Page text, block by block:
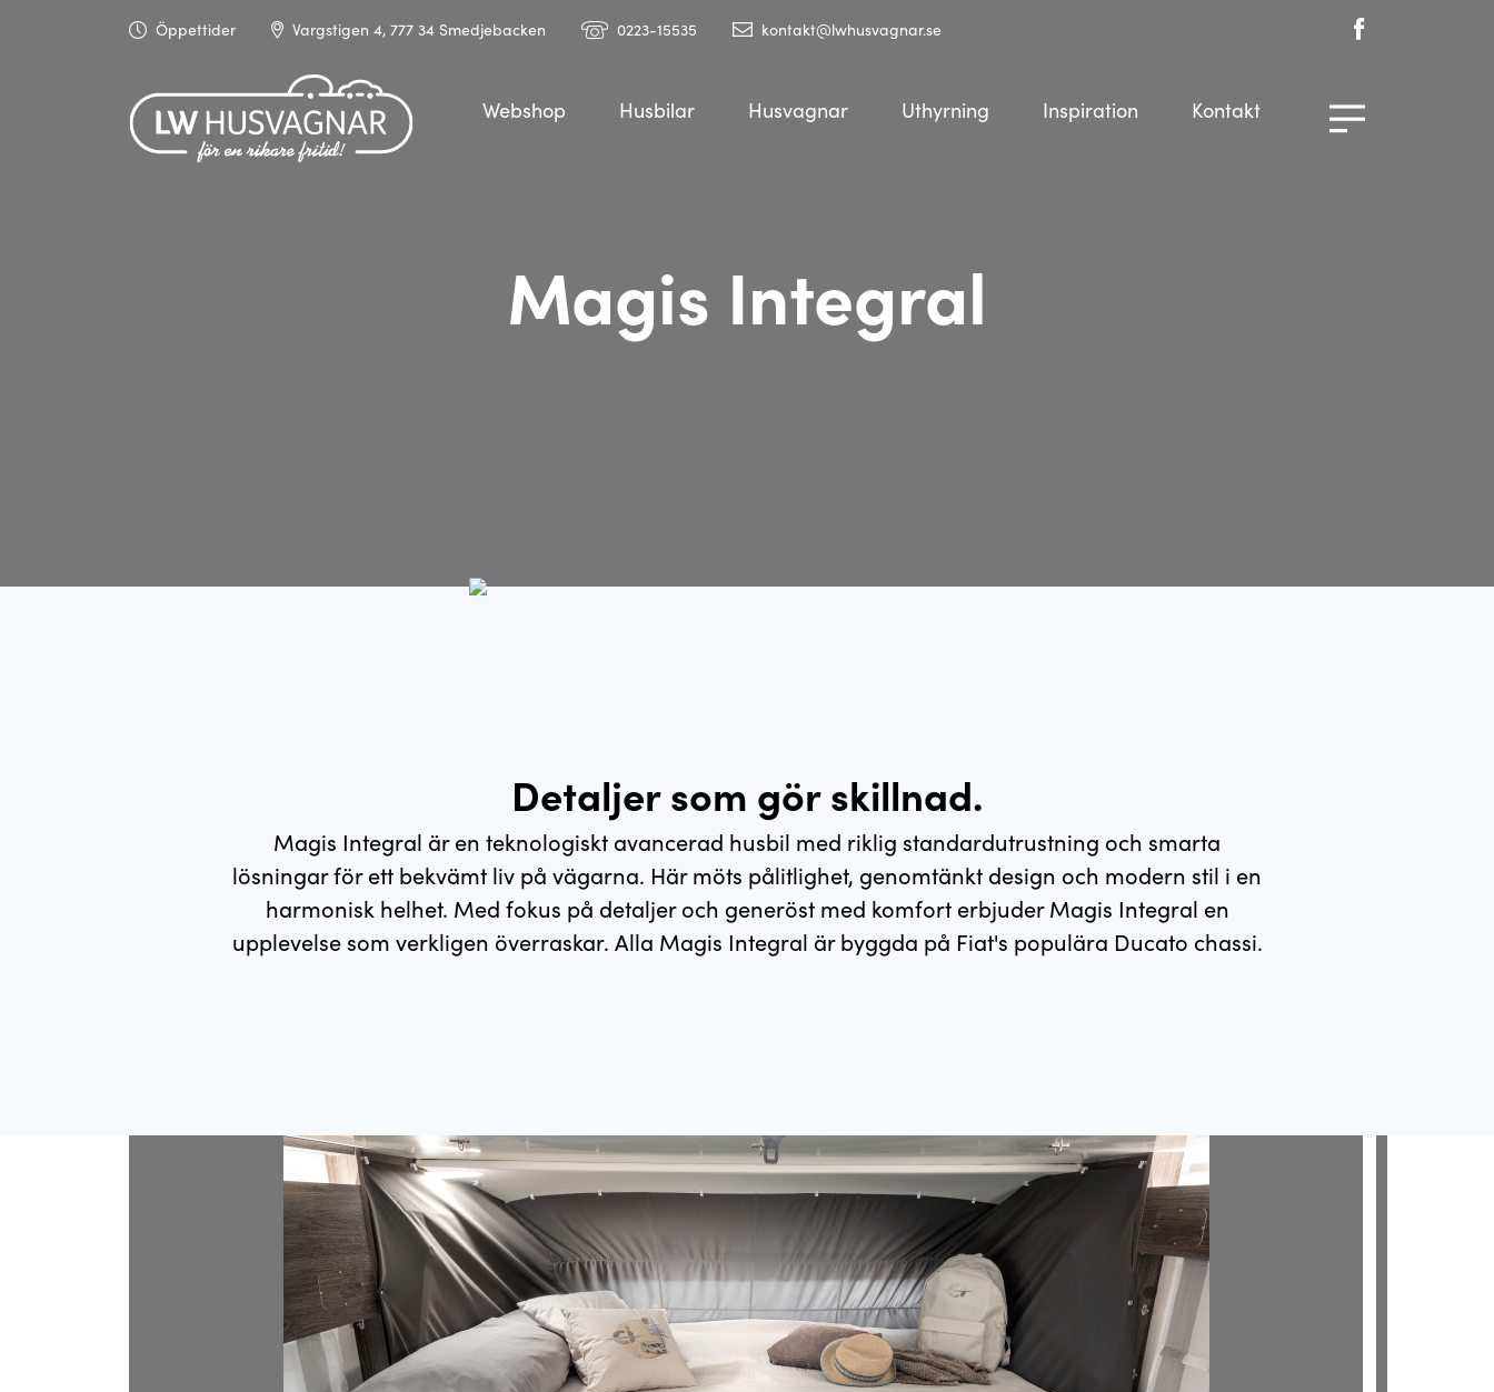
Öppettider Vargstigen 4, 777 34 Smedjebacken 0223-15535 kontakt@lwhusvagnar.se
Webshop Husbilar Husvagnar Uthyrning Inspiration Kontakt
Magis Integral
Detaljer som gör skillnad.
Magis Integral är en teknologiskt avancerad husbil med riklig standardutrustning och smarta
lösningar för ett bekvämt liv på vägarna. Här möts pålitlighet, genomtänkt design och modern stil i en
harmonisk helhet. Med fokus på detaljer och generöst med komfort erbjuder Magis Integral en
upplevelse som verkligen överraskar. Alla Magis Integral är byggda på Fiat's populära Ducato chassi.